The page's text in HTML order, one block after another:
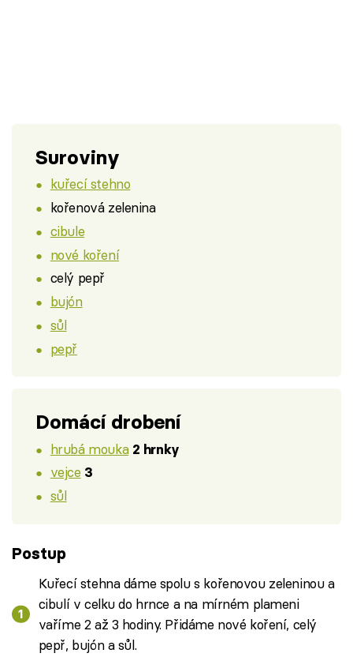
Suroviny
kuřecí stehno
kořenová zelenina
cibule
nové koření
celý pepř
bujón
sůl
pepř
Domácí drobení
hrubá mouka 2 hrnky
vejce 3
sůl
Postup
Kuřecí stehna dáme spolu s kořenovou zeleninou a
cibulí v celku do hrnce a na mírném plameni
vaříme 2 až 3 hodiny. Přidáme nové koření, celý
pepř, bujón a sůl.